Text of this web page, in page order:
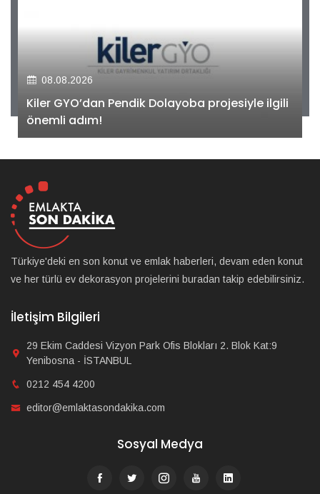
08.08.2026
Kiler GYO’dan Pendik Dolayoba projesiyle ilgili
önemli adım!
Türkiye'deki en son konut ve emlak haberleri, devam eden konut
ve her türlü ev dekorasyon projelerini buradan takip edebilirsiniz.
İletişim Bilgileri
29 Ekim Caddesi Vizyon Park Ofis Blokları 2. Blok Kat:9
Yenibosna - İSTANBUL
0212 454 4200
editor@emlaktasondakika.com
Sosyal Medya